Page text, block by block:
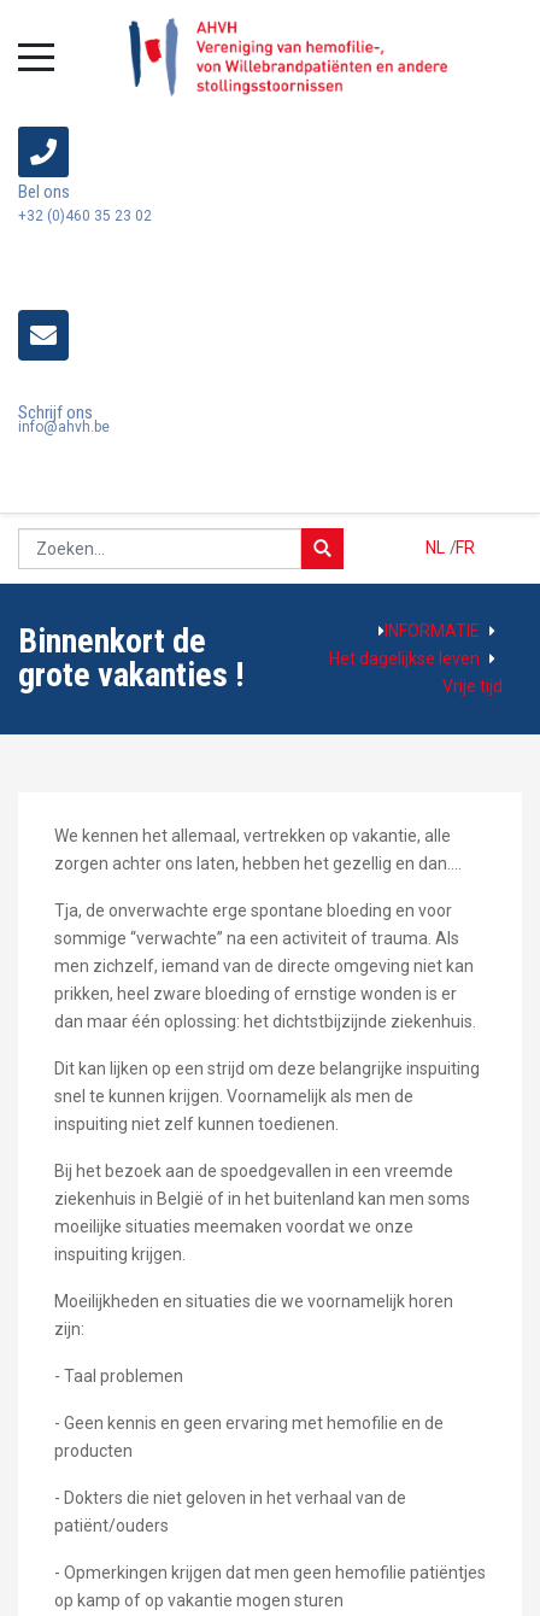
Bel ons
+32 (0)460 35 23 02
Schrijf ons
info@ahvh.be
NL FR
/
Binnenkort de
grote vakanties !
INFORMATIE
Het dagelijkse leven
Vrije tijd
We kennen het allemaal, vertrekken op vakantie, alle
zorgen achter ons laten, hebben het gezellig en dan….
Tja, de onverwachte erge spontane bloeding en voor
sommige “verwachte” na een activiteit of trauma. Als
men zichzelf, iemand van de directe omgeving niet kan
prikken, heel zware bloeding of ernstige wonden is er
dan maar één oplossing: het dichtstbijzijnde ziekenhuis.
Dit kan lijken op een strijd om deze belangrijke inspuiting
snel te kunnen krijgen. Voornamelijk als men de
inspuiting niet zelf kunnen toedienen.
Bij het bezoek aan de spoedgevallen in een vreemde
ziekenhuis in België of in het buitenland kan men soms
moeilijke situaties meemaken voordat we onze
inspuiting krijgen.
Moeilijkheden en situaties die we voornamelijk horen
zijn:
- Taal problemen
- Geen kennis en geen ervaring met hemofilie en de
producten
- Dokters die niet geloven in het verhaal van de
patiënt/ouders
- Opmerkingen krijgen dat men geen hemofilie patiëntjes
op kamp of op vakantie mogen sturen